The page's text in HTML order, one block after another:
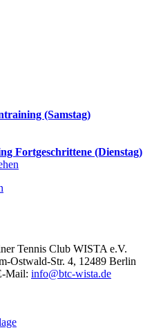
(Samstag)
Fortgeschrittene (Dienstag)
Tennis Club WISTA e.V.
Ostwald-Str. 4, 12489 Berlin
Mail: info@btc-wista.de